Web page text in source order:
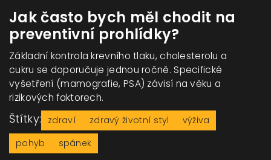
Jak často bych měl chodit na
preventivní prohlídky?
Základní kontrola krevního tlaku, cholesterolu a
cukru se doporučuje jednou ročně. Specifické
vyšetření (mamografie, PSA) závisí na věku a
rizikových faktorech.
Štítky: zdraví zdravý životní styl
výživa
pohyb
spánek